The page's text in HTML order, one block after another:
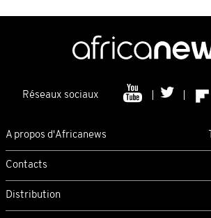
Réseaux sociaux
A propos d'Africanews
Contacts
Distribution